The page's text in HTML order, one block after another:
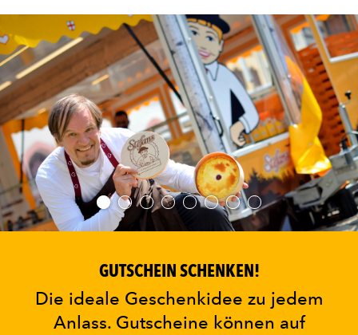
GUTSCHEIN SCHENKEN!
Die ideale Geschenkidee zu jedem
Anlass. Gutscheine können auf